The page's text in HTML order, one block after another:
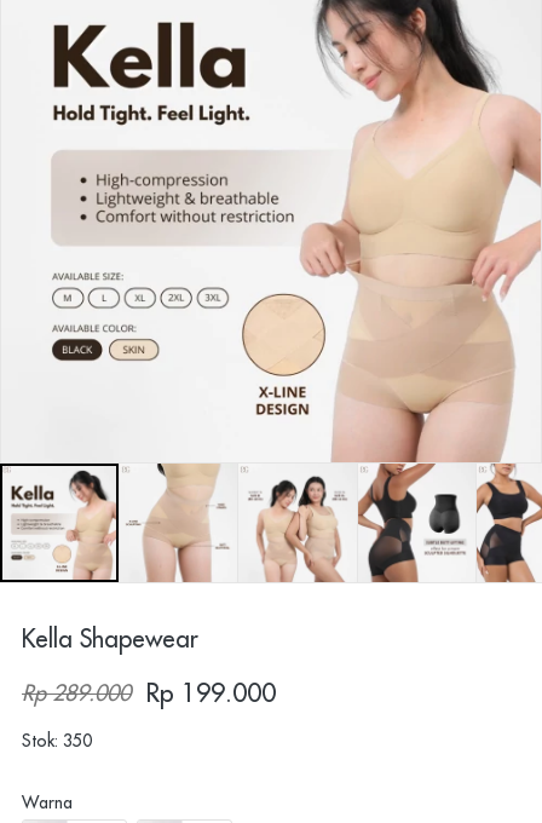
Kella Shapewear
Rp 289.000 Rp 199.000
Stok: 350
Warna